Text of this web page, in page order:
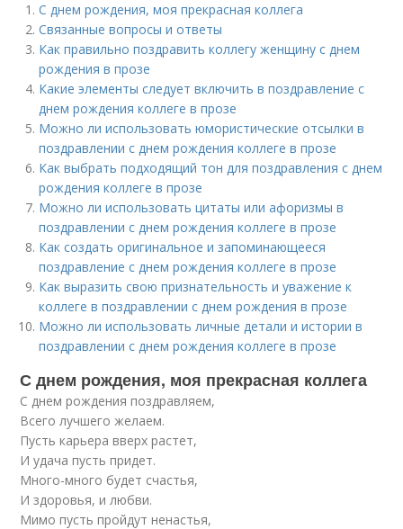
С днем рождения, моя прекрасная коллега
Связанные вопросы и ответы
Как правильно поздравить коллегу женщину с днем
рождения в прозе
Какие элементы следует включить в поздравление с
днем рождения коллеге в прозе
Можно ли использовать юмористические отсылки в
поздравлении с днем рождения коллеге в прозе
Как выбрать подходящий тон для поздравления с днем
рождения коллеге в прозе
Можно ли использовать цитаты или афоризмы в
поздравлении с днем рождения коллеге в прозе
Как создать оригинальное и запоминающееся
поздравление с днем рождения коллеге в прозе
Как выразить свою признательность и уважение к
коллеге в поздравлении с днем рождения в прозе
Можно ли использовать личные детали и истории в
поздравлении с днем рождения коллеге в прозе
С днем рождения, моя прекрасная коллега
С днем рождения поздравляем,
Всего лучшего желаем.
Пусть карьера вверх растет,
И удача пусть придет.
Много-много будет счастья,
И здоровья, и любви.
Мимо пусть пройдут ненастья,